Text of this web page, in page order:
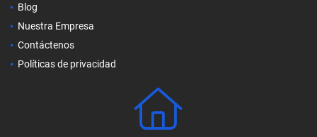
Blog
Nuestra Empresa
Contáctenos
Políticas de privacidad